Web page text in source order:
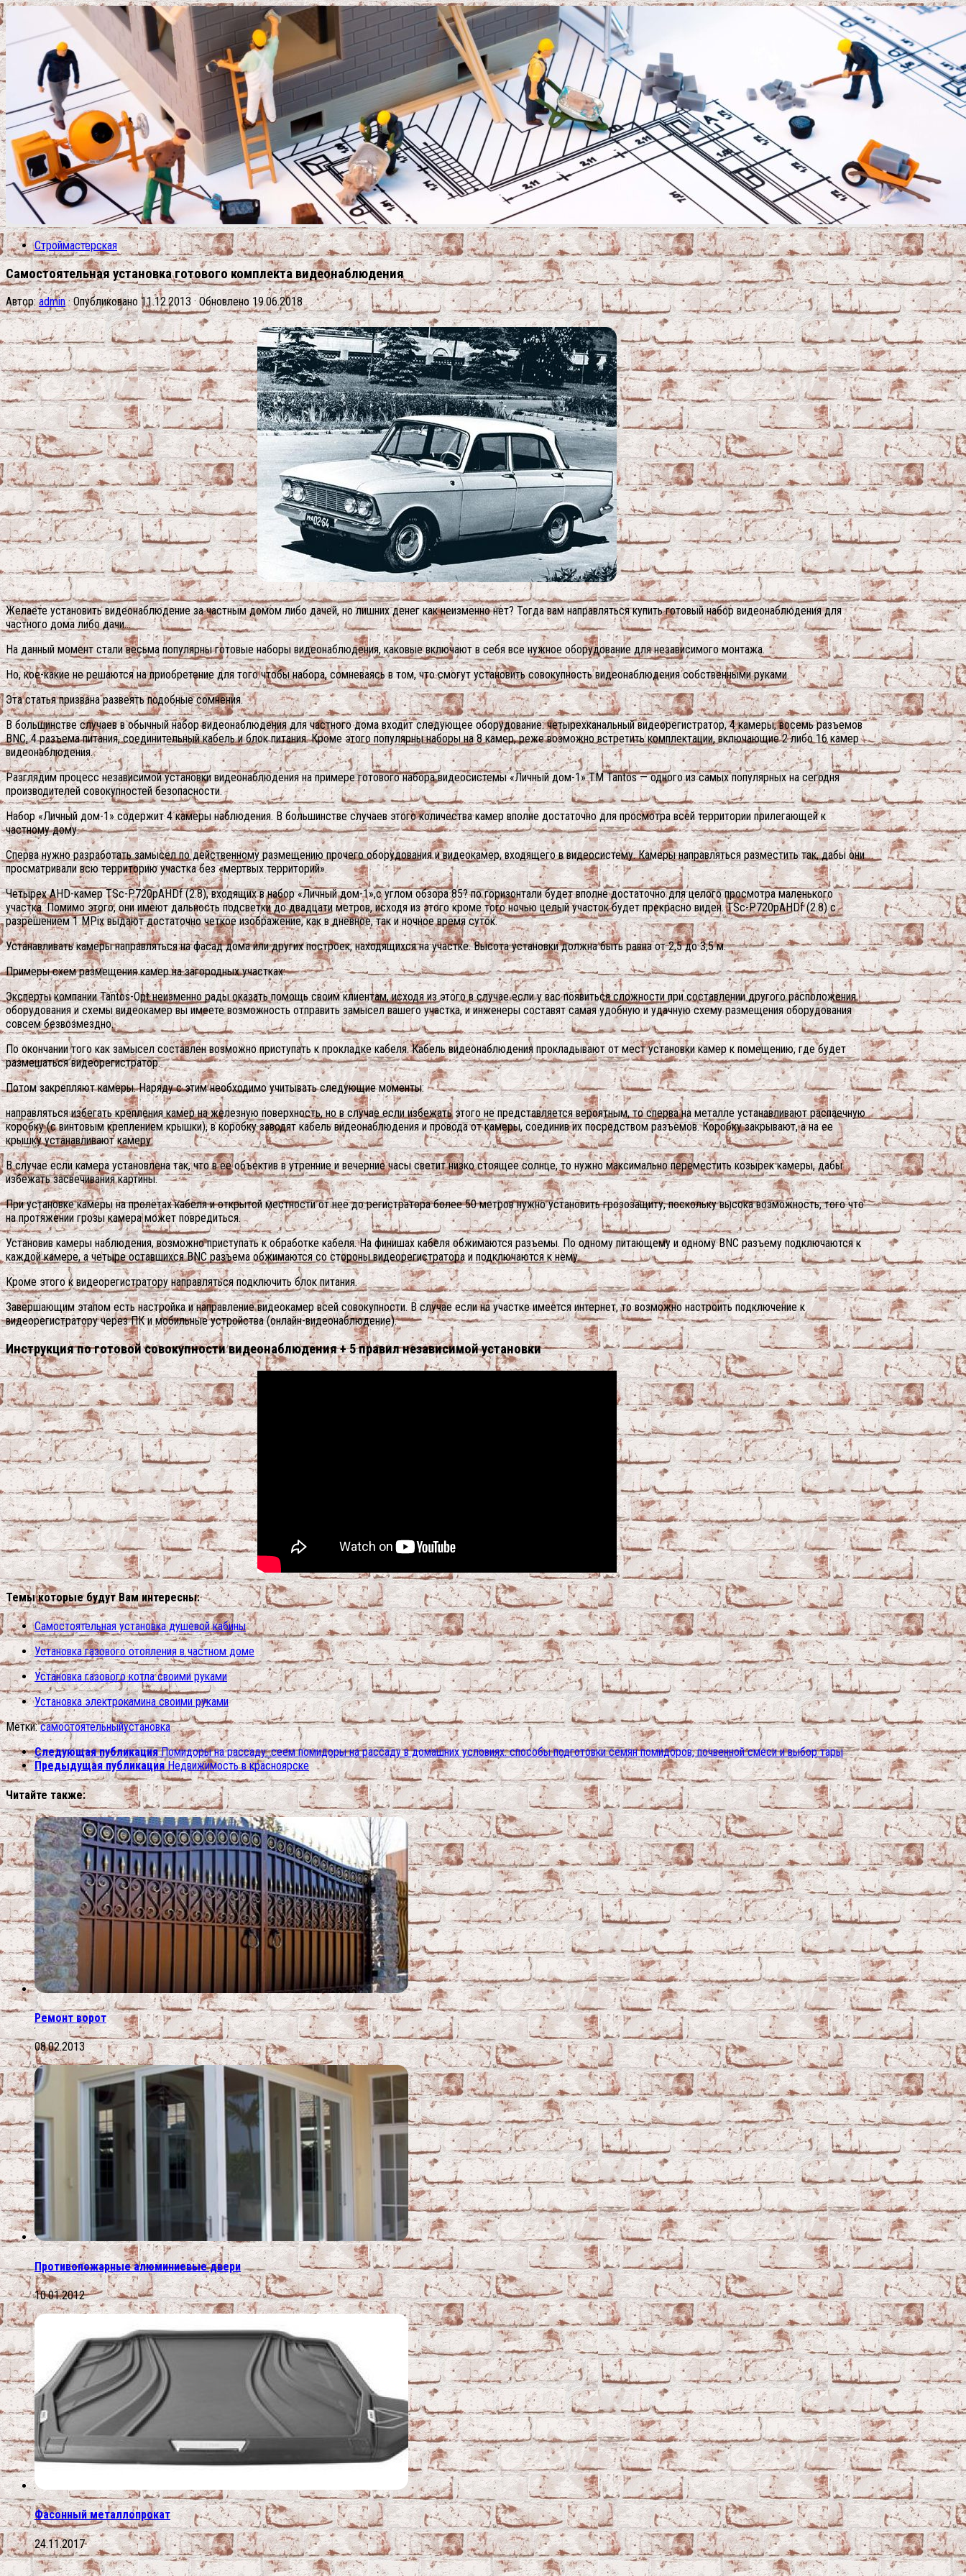
Строймастерская
Самостоятельная установка готового комплекта видеонаблюдения
Автор:admin · Опубликовано11.12.2013· Обновлено19.06.2018
Желаете установить видеонаблюдение за частным домом либо дачей, но лишних денег как неизменно нет? Тогда вам направляться купить готовый набор видеонаблюдения для
частного дома либо дачи…
На данный момент стали весьма популярны готовые наборы видеонаблюдения, каковые включают в себя все нужное оборудование для независимого монтажа.
Но, кое-какие не решаются на приобретение для того чтобы набора, сомневаясь в том, что смогут установить совокупность видеонаблюдения собственными руками.
Эта статья призвана развеять подобные сомнения.
В большинстве случаев в обычный набор видеонаблюдения для частного дома входит следующее оборудование: четырехканальный видеорегистратор, 4 камеры, восемь разъемов
BNC, 4 разъема питания, соединительный кабель и блок питания. Кроме этого популярны наборы на 8 камер, реже возможно встретить комплектации, включающие 2 либо 16 камер
видеонаблюдения.
Разглядим процесс независимой установки видеонаблюдения на примере готового набора видеосистемы «Личный дом-1» ТМ Tantos — одного из самых популярных на сегодня
производителей совокупностей безопасности.
Набор «Личный дом-1» содержит 4 камеры наблюдения. В большинстве случаев этого количества камер вполне достаточно для просмотра всей территории прилегающей к
частному дому.
Сперва нужно разработать замысел по действенному размещению прочего оборудования и видеокамер, входящего в видеосистему. Камеры направляться разместить так, дабы они
просматривали всю территорию участка без «мертвых территорий».
Четырех AHD-камер TSc-P720pAHDf (2.8), входящих в набор «Личный дом-1»,с углом обзора 85? по горизонтали будет вполне достаточно для целого просмотра маленького
участка. Помимо этого, они имеют дальность подсветки до двадцати метров, исходя из этого кроме того ночью целый участок будет прекрасно виден. TSc-P720pAHDf (2.8) с
разрешением 1 MPix выдают достаточно четкое изображение, как в дневное, так и ночное время суток.
Устанавливать камеры направляться на фасад дома или других построек, находящихся на участке. Высота установки должна быть равна от 2,5 до 3,5 м.
Примеры схем размещения камер на загородных участках:
Эксперты компании Tantos-Opt неизменно рады оказать помощь своим клиентам, исходя из этого в случае если у вас появиться сложности при составлении другого расположения
оборудования и схемы видеокамер вы имеете возможность отправить замысел вашего участка, и инженеры составят самая удобную и удачную схему размещения оборудования
совсем безвозмездно.
По окончании того как замысел составлен возможно приступать к прокладке кабеля. Кабель видеонаблюдения прокладывают от мест установки камер к помещению, где будет
размешаться видеорегистратор.
Потом закрепляют камеры. Наряду с этим необходимо учитывать следующие моменты:
направляться избегать крепления камер на железную поверхность, но в случае если избежать этого не представляется вероятным, то сперва на металле устанавливают распаечную
коробку (с винтовым креплением крышки), в коробку заводят кабель видеонаблюдения и провода от камеры, соединив их посредством разъемов. Коробку закрывают, а на ее
крышку устанавливают камеру.
В случае если камера установлена так, что в ее объектив в утренние и вечерние часы светит низко стоящее солнце, то нужно максимально переместить козырек камеры, дабы
избежать засвечивания картины.
При установке камеры на пролётах кабеля и открытой местности от нее до регистратора более 50 метров нужно установить грозозащиту, поскольку высока возможность, того что
на протяжении грозы камера может повредиться.
Установив камеры наблюдения, возможно приступать к обработке кабеля. На финишах кабеля обжимаются разъемы. По одному питающему и одному BNC разъему подключаются к
каждой камере, а четыре оставшихся BNC разъема обжимаются со стороны видеорегистратора и подключаются к нему.
Кроме этого к видеорегистратору направляться подключить блок питания.
Завершающим этапом есть настройка и направление видеокамер всей совокупности. В случае если на участке имеется интернет, то возможно настроить подключение к
видеорегистратору через ПК и мобильные устройства (онлайн-видеонаблюдение).
Инструкция по готовой совокупности видеонаблюдения + 5 правил независимой установки
Темы которые будут Вам интересны:
Самостоятельная установка душевой кабины
Установка газового отопления в частном доме
Установка газового котла своими руками
Установка электрокамина своими руками
Метки: самостоятельныйустановка
Следующая публикация Помидоры на рассаду: сеем помидоры на рассаду в домашних условиях. способы подготовки семян помидоров, почвенной смеси и выбор тары
Предыдущая публикация Недвижимость в красноярске
Читайте также:
Ремонт ворот
08.02.2013
Противопожарные алюминиевые двери
10.01.2012
Фасонный металлопрокат
24.11.2017